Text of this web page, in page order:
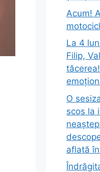
Acum!
La 4
Filip,
O
scos la
aflată